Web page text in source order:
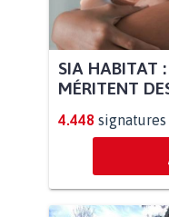
SIA HABITAT
MÉRITENT
4.448 signatures